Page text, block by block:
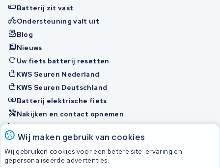
Wij maken gebruik van cookies
Wij gebruiken cookies voor een betere site-ervaring en
gepersonaliseerde advertenties.
Batterij zit vast
Ondersteuning valt uit
Blog
Nieuws
Uw fiets batterij resetten
KWS Seuren Nederland
KWS Seuren Deutschland
Batterij elektrische fiets
Nakijken en contact opnemen
Onherstelbaar
Accu's